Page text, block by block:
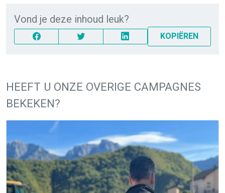
Vond je deze inhoud leuk?
KOPIËREN
HEEFT U ONZE OVERIGE CAMPAGNES
BEKEKEN?